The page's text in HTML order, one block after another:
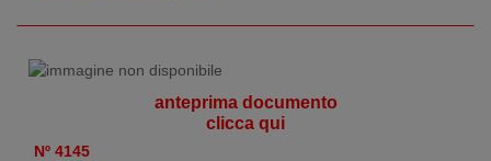
anteprima documento
clicca qui
Nº 4145